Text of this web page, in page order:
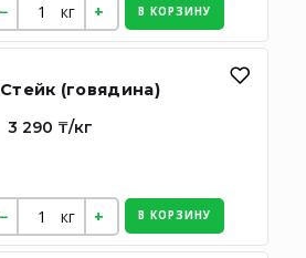
кг В КОРЗИНУ
Стейк (говядина)
3 290 ₸/кг
кг В КОРЗИНУ